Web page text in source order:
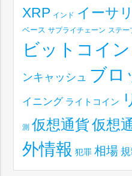
XRP インド イーサ
ベース サプライチェーン ステー
ビットコイン
ンキャッシュ ブロ
イニング ライトコイン
測 仮想通貨仮想
外情報 犯罪 相場 規